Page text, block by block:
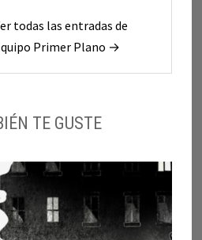
todas las entradas de
Primer Plano →
TE GUSTE